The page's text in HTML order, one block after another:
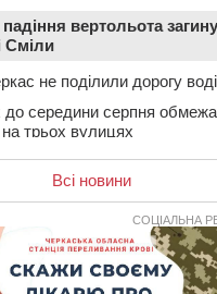
вертольота
Сміли
не поділили дорогу
середини серпня
трьох вулицях
кількість укриттів
повномасштабної
водій Audi Q5 спричинив
інший кросовер
пропонує
та водовідведення з
Всі новини
СОЦІАЛЬНА